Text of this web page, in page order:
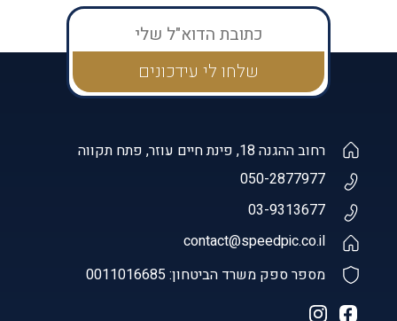
רחוב ההגנה 18, פינת חיים עוזר, פתח תקווה
050-2877977
03-9313677
contact@speedpic.co.il
מספר ספק משרד הביטחון: 0011016685